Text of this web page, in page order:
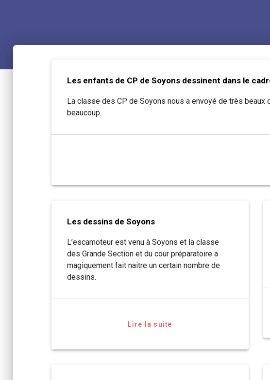
Les enfants de CP de Soyons dessinent dans le
La classe des CP de Soyons nous a envoyé de très beaux
beaucoup.
Les dessins de Soyons
L’escamoteur est venu à Soyons et la classe
des Grande Section et du cour préparatoire a
magiquement fait naitre un certain nombre de
dessins.
Lire la suite